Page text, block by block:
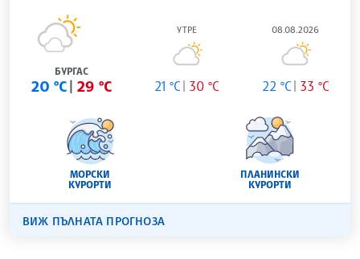
БУРГАС
20 °C 29 °C
УТРЕ
21 °C 30 °C
08.08.2026
22 °C 33 °C
МОРСКИ
КУРОРТИ
ПЛАНИНСКИ
КУРОРТИ
ВИЖ ПЪЛНАТА ПРОГНОЗА